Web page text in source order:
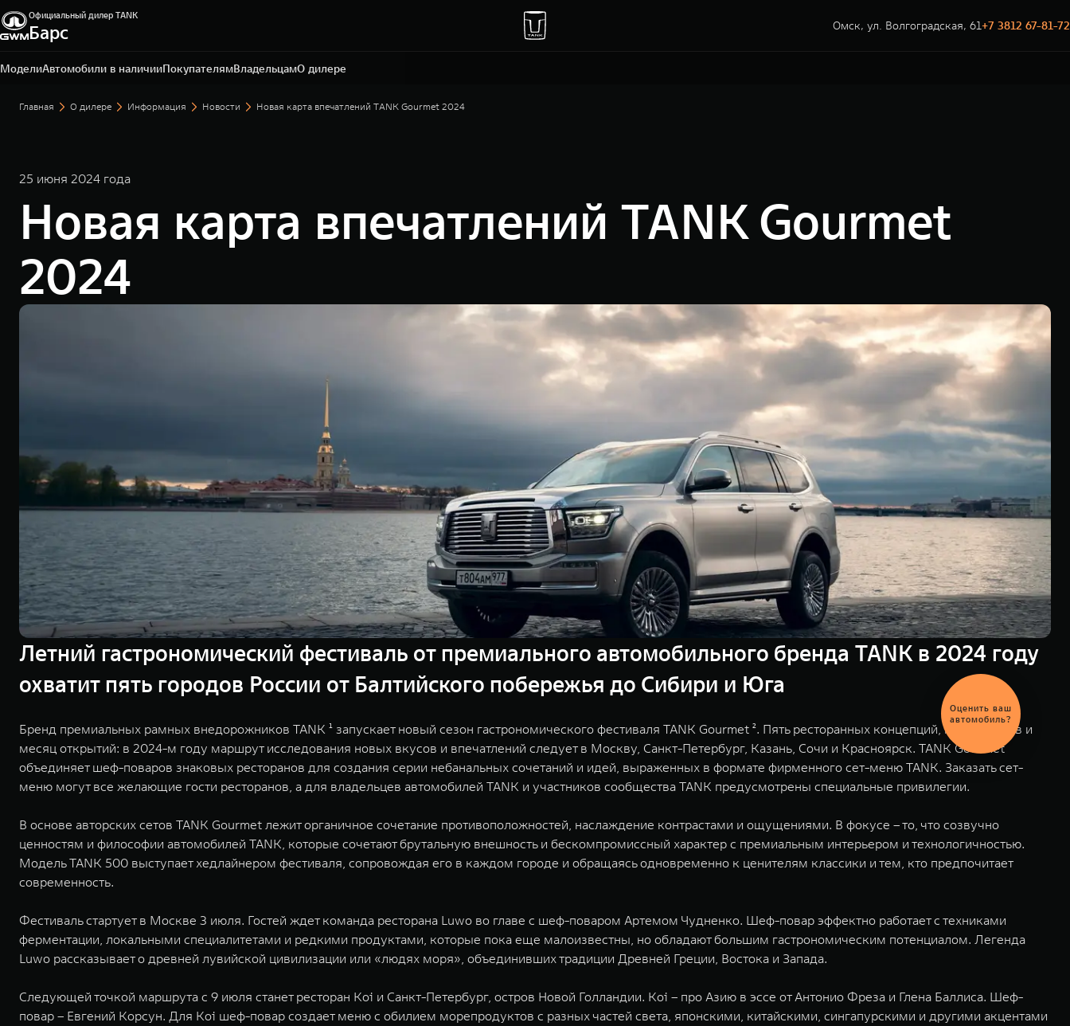
Официальный дилер TANK
Барс Омск, ул. Волгоградская, 61+7 3812 67-81-72
МоделиАвтомобили в наличииПокупателямВладельцамО дилере
Омск, ул. Волгоградская, 61
+7 3812 67-81-72
Главная О дилере Информация Новости Новая карта впечатлений TANK Gourmet 2024
25 июня 2024 года
Новая карта впечатлений TANK Gourmet
2024
Летний гастрономический фестиваль от премиального автомобильного бренда TANK в 2024 году
охватит пять городов России от Балтийского побережья до Сибири и Юга
Бренд премиальных рамных внедорожников TANK ¹ запускает новый сезон гастрономического фестиваля TANK Gourmet ². Пять ресторанных концепций, пять городов и
месяц открытий: в 2024-м году маршрут исследования новых вкусов и впечатлений следует в Москву, Санкт-Петербург, Казань, Сочи и Красноярск. TANK Gourmet
объединяет шеф-поваров знаковых ресторанов для создания серии небанальных сочетаний и идей, выраженных в формате фирменного сет-меню TANK. Заказать сет-
меню могут все желающие гости ресторанов, а для владельцев автомобилей TANK и участников сообщества TANK предусмотрены специальные привилегии.
В основе авторских сетов TANK Gourmet лежит органичное сочетание противоположностей, наслаждение контрастами и ощущениями. В фокусе – то, что созвучно
ценностям и философии автомобилей TANK, которые сочетают брутальную внешность и бескомпромиссный характер с премиальным интерьером и технологичностью.
Модель TANK 500 выступает хедлайнером фестиваля, сопровождая его в каждом городе и обращаясь одновременно к ценителям классики и тем, кто предпочитает
современность.
Фестиваль стартует в Москве 3 июля. Гостей ждет команда ресторана Luwo во главе с шеф-поваром Артемом Чудненко. Шеф-повар эффектно работает с техниками
ферментации, локальными специалитетами и редкими продуктами, которые пока еще малоизвестны, но обладают большим гастрономическим потенциалом. Легенда
Luwo рассказывает о древней лувийской цивилизации или «людях моря», объединивших традиции Древней Греции, Востока и Запада.
Следующей точкой маршрута с 9 июля станет ресторан Koi и Санкт-Петербург, остров Новой Голландии. Koi – про Азию в эссе от Антонио Фреза и Глена Баллиса. Шеф-
повар – Евгений Корсун. Для Koi шеф-повар создает меню с обилием морепродуктов с разных частей света, японскими, китайскими, сингапурскими и другими акцентами
обмен
автомобиля